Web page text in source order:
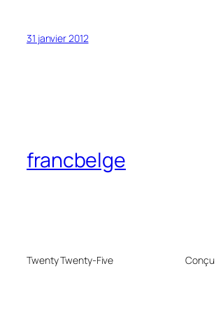
31 janvier 2012
francbelge
Twenty Twenty-Five